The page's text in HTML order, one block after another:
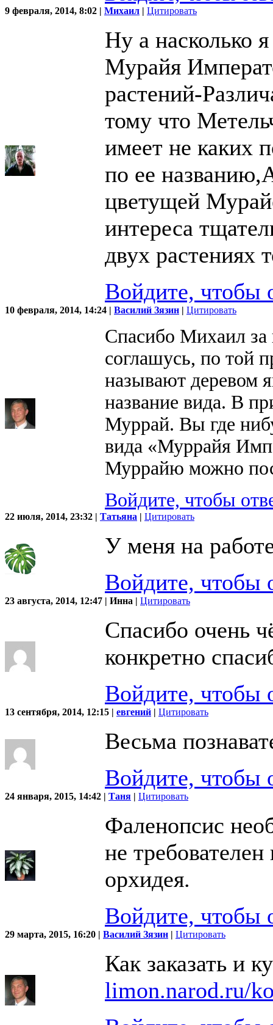
9 февраля, 2014, 8:02 | Михаил | Цитировать
Ну а насколько
Мурайя
растений-
тому что
имеет не каких
по ее
цветущей
интереса
двух растениях
Войдите, чтобы
10 февраля, 2014, 14:24 | Василий Зязин | Цитировать
Спасибо Михаил за
соглашусь, по той
называют деревом
название вида. В
Муррай. Вы где
вида «Муррайя
Муррайю можно
Войдите, чтобы
22 июля, 2014, 23:32 | Татьяна | Цитировать
У меня на
Войдите, чтобы
23 августа, 2014, 12:47 | Инна | Цитировать
Спасибо очень
конкретно
Войдите, чтобы
13 сентября, 2014, 12:15 | евгений | Цитировать
Весьма
Войдите, чтобы
24 января, 2015, 14:42 | Таня | Цитировать
Фаленопсис
не
орхидея.
Войдите, чтобы
29 марта, 2015, 16:20 | Василий Зязин | Цитировать
Как заказать и
limon.narod.ru/